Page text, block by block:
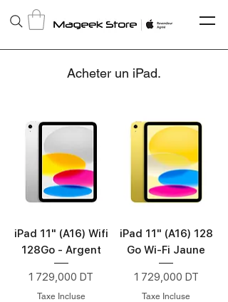
Acheter un iPad.
iPad 11" (A16) Wifi
128Go - Argent
Prix
1 729,000 DT
Taxe Incluse
iPad 11" (A16) 128
Go Wi-Fi Jaune
Prix
1 729,000 DT
Taxe Incluse